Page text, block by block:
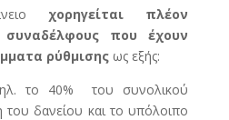
χορηγείται πλέον
που έχουν
ρύθμισης ως εξής:
το 40% του συνολικού
δανείου και το υπόλοιπο